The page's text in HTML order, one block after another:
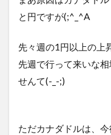
と円ですが(;^_^A
先々週の1円以上の上
先週で行って来いな
せんて(-_-;)
ただカナダドルは、今